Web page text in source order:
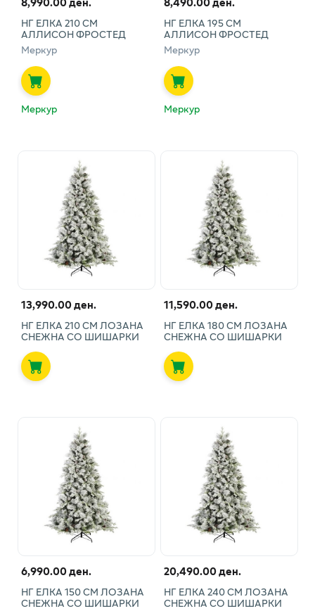
НГ ЕЛКА 210 СМ
АЛЛИСОН ФРОСТЕД
Меркур
Меркур
НГ ЕЛКА 195 СМ
АЛЛИСОН ФРОСТЕД
Меркур
Меркур
13,990.00 ден.
НГ ЕЛКА 210 СМ ЛОЗАНА
СНЕЖНА СО ШИШАРКИ
11,590.00 ден.
НГ ЕЛКА 180 СМ ЛОЗАНА
СНЕЖНА СО ШИШАРКИ
6,990.00 ден.
НГ ЕЛКА 150 СМ ЛОЗАНА
СНЕЖНА СО ШИШАРКИ
20,490.00 ден.
НГ ЕЛКА 240 СМ ЛОЗАНА
СНЕЖНА СО ШИШАРКИ